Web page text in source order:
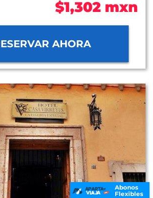
$1,302 mxn
AHORA
Abonos
Flexibles